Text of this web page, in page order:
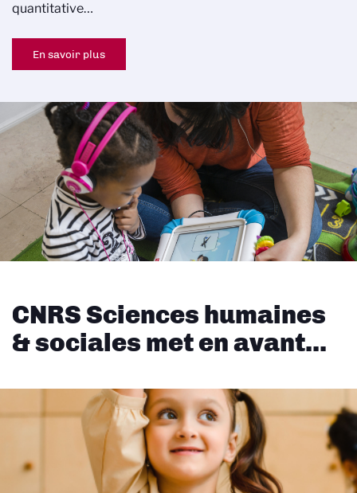
quantitative…
En savoir plus
CNRS Sciences humaines
& sociales met en avant...